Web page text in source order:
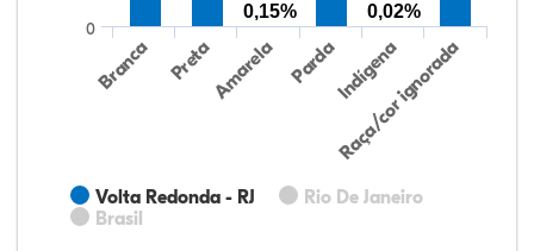
Volta Redonda - RJ
Rio De Janeiro
Brasil
Branca PretaAmarela PardaIndígena
Raça/cor ignorada
0
0,15% 0,02%